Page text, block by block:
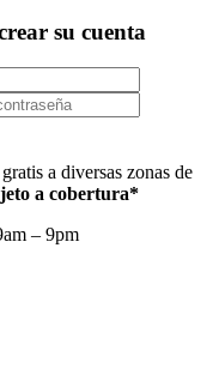
su cuenta
a diversas zonas de
a cobertura*
– 9pm